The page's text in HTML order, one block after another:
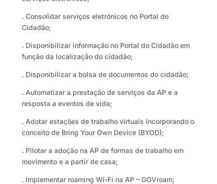
. Consolidar serviços eletrónicos no Portal do
Cidadão;
. Disponibilizar informação no Portal do Cidadão em
função da localização do cidadão;
. Disponibilizar a bolsa de documentos do cidadão;
. Automatizar a prestação de serviços da AP e a
resposta a eventos de vida;
. Adotar estações de trabalho virtuais incorporando o
conceito de Bring Your Own Device (BYOD);
. Pilotar a adoção na AP de formas de trabalho em
movimento e a partir de casa;
. Implementar roaming Wi-Fi na AP – GOVroam;